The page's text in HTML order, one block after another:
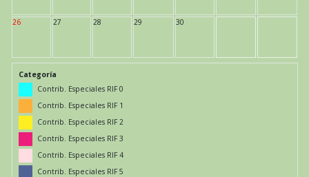
26 27 28 29 30
Categoría
Contrib. Especiales RIF 0
Contrib. Especiales RIF 1
Contrib. Especiales RIF 2
Contrib. Especiales RIF 3
Contrib. Especiales RIF 4
Contrib. Especiales RIF 5